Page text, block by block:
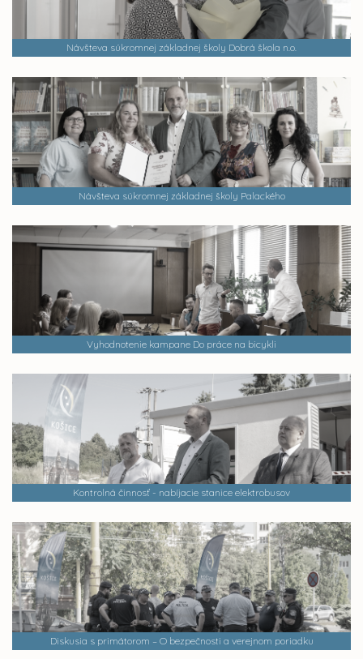
Návšteva súkromnej základnej školy Dobrá škola n.o.
Návšteva súkromnej základnej školy Palackého
Vyhodnotenie kampane Do práce na bicykli
Kontrolná činnosť - nabíjacie stanice elektrobusov
Diskusia s primátorom – O bezpečnosti a verejnom poriadku